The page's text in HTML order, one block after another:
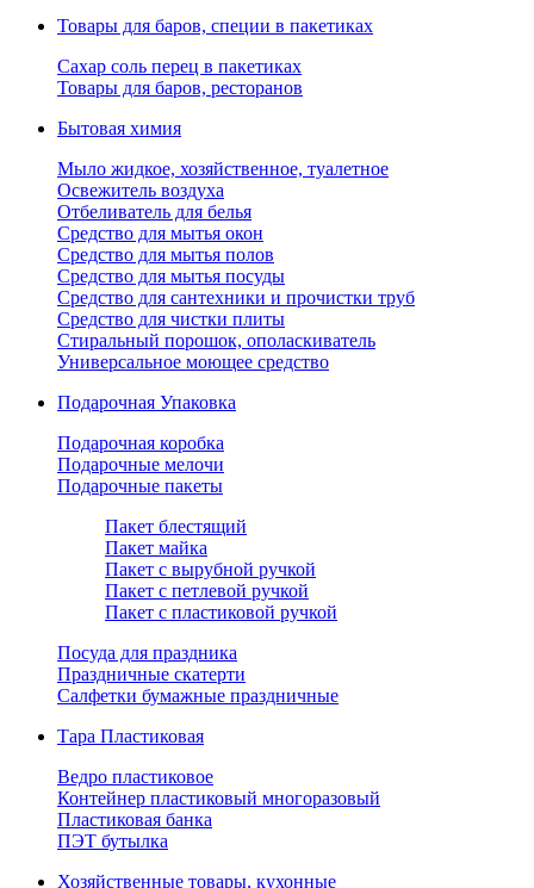
Товары для баров, специи в пакетиках
Сахар соль перец в пакетиках
Товары для баров, ресторанов
Бытовая химия
Мыло жидкое, хозяйственное, туалетное
Освежитель воздуха
Отбеливатель для белья
Средство для мытья окон
Средство для мытья полов
Средство для мытья посуды
Средство для сантехники и прочистки труб
Средство для чистки плиты
Стиральный порошок, ополаскиватель
Универсальное моющее средство
Подарочная Упаковка
Подарочная коробка
Подарочные мелочи
Подарочные пакеты
Пакет блестящий
Пакет майка
Пакет с вырубной ручкой
Пакет с петлевой ручкой
Пакет с пластиковой ручкой
Посуда для праздника
Праздничные скатерти
Салфетки бумажные праздничные
Тара Пластиковая
Ведро пластиковое
Контейнер пластиковый многоразовый
Пластиковая банка
ПЭТ бутылка
Хозяйственные товары, кухонные